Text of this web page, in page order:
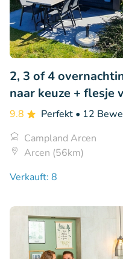
2, 3 of 4
naar keuze + flesje
9.8 Perfekt • 12
Campland Arcen
Arcen (56km)
Verkauft: 8